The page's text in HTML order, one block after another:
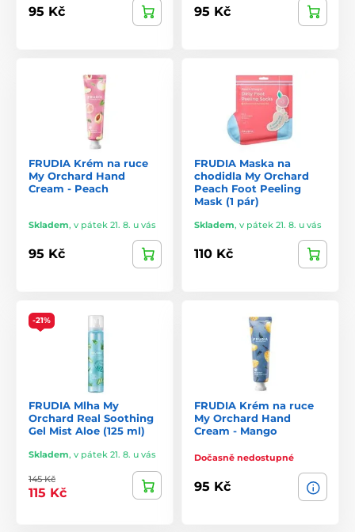
95 Kč 95 Kč
FRUDIA Krém na ruce
My Orchard Hand
Cream - Peach
Skladem, v pátek 21. 8. u vás
95 Kč
FRUDIA Maska na
chodidla My Orchard
Peach Foot Peeling
Mask (1 pár)
Skladem, v pátek 21. 8. u vás
110 Kč
-21%
FRUDIA Mlha My
Orchard Real Soothing
Gel Mist Aloe (125 ml)
Skladem, v pátek 21. 8. u vás
145 Kč
115 Kč
FRUDIA Krém na ruce
My Orchard Hand
Cream - Mango
Dočasně nedostupné
95 Kč